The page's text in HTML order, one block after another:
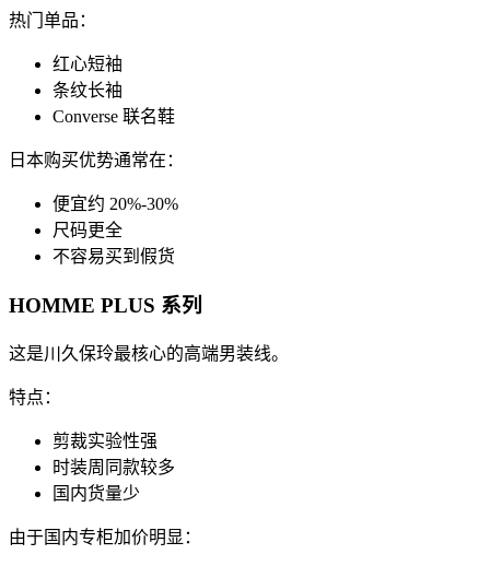
热门单品：
红心短袖
条纹长袖
Converse 联名鞋
日本购买优势通常在：
便宜约 20%-30%
尺码更全
不容易买到假货
HOMME PLUS 系列
这是川久保玲最核心的高端男装线。
特点：
剪裁实验性强
时装周同款较多
国内货量少
由于国内专柜加价明显：